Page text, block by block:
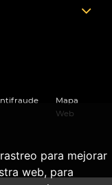
para mejorar
web, para
Mapa
Web